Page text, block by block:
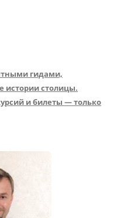
гидами,
столицы.
и билеты — только